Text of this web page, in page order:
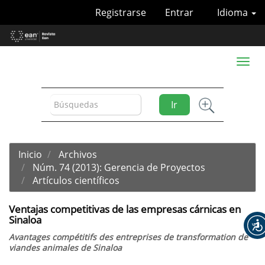
Contenido
principal
Idioma
Registrarse Entrar
Ir
Toggle
Inicio
Archivos
Núm. 74 (2013): Gerencia de Proyectos
Artículos científicos
Ventajas competitivas de las empresas cárnicas en
Sinaloa
Avantages compétitifs des entreprises de transformation de
viandes animales de Sinaloa